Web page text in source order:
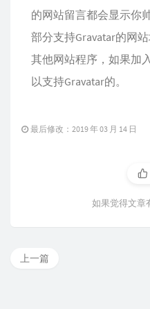
的网站留言都会显示你
部分支持Gravatar的网
其他网站程序，如果加
以支持Gravatar的。
最后修改：2019 年 03 月 14 日
如果觉得文章
上一篇